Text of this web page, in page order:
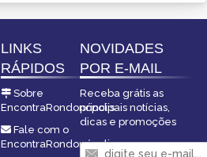
LINKS
RÁPIDOS
Sobre
EncontraRondonópolis
Fale com o
EncontraRondonópolis
NOVIDADES
POR E-MAIL
Receba grátis as
principais notícias,
dicas e promoções